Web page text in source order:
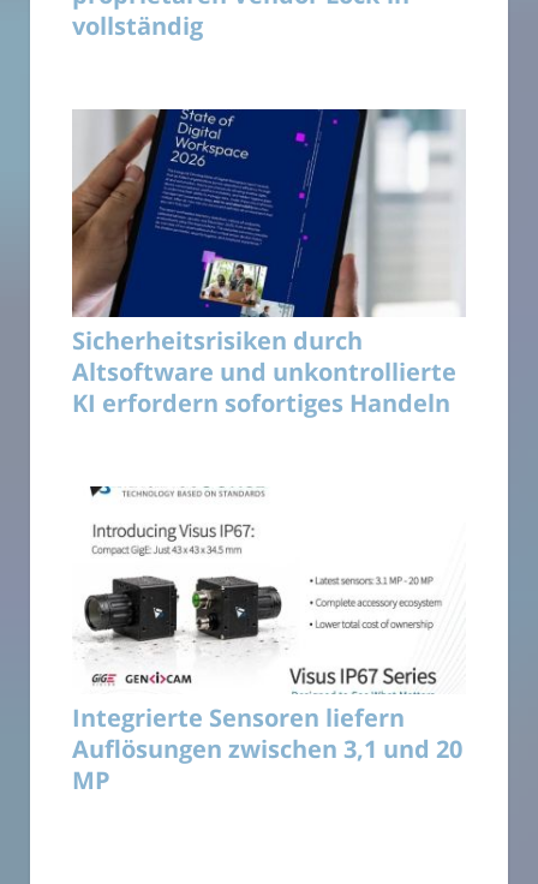
vollständig
Sicherheitsrisiken durch
Altsoftware und unkontrollierte
KI erfordern sofortiges Handeln
Integrierte Sensoren liefern
Auflösungen zwischen 3,1 und 20
MP